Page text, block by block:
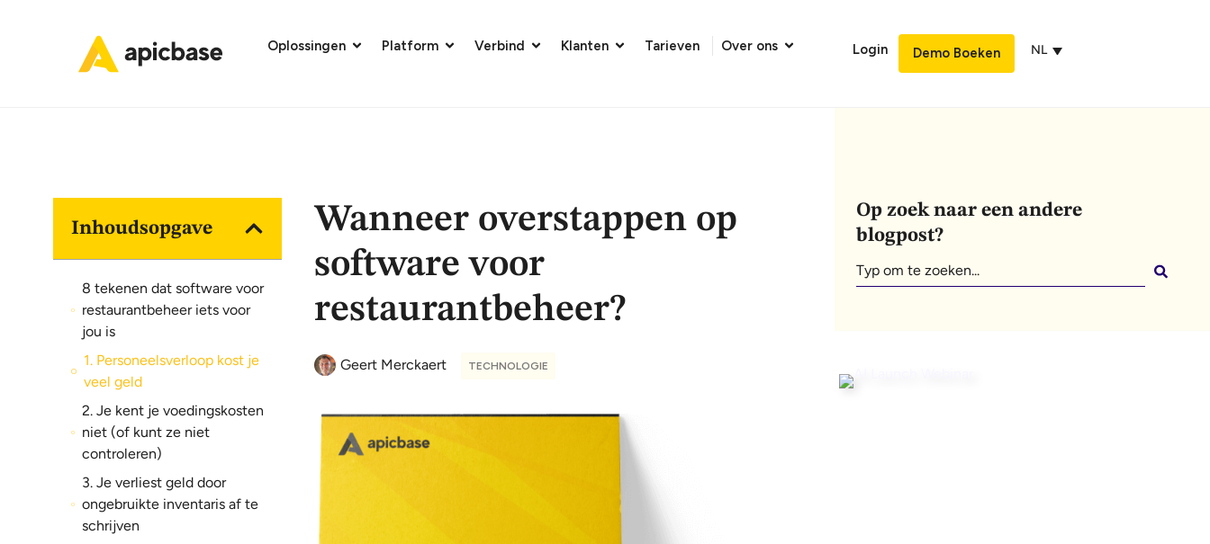
Oplossingen Platform Verbind Klanten Tarieven Over ons Login Demo Boeken NL
Inhoudsopgave
8 tekenen dat software voor
restaurantbeheer iets voor
jou is
1. Personeelsverloop kost je
veel geld
2. Je kent je voedingskosten
niet (of kunt ze niet
controleren)
3. Je verliest geld door
ongebruikte inventaris af te
schrijven
Wanneer overstappen op
software voor
restaurantbeheer?
Geert Merckaert TECHNOLOGIE
Op zoek naar een andere
blogpost?